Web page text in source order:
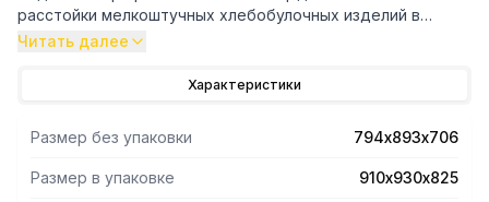
расстойки мелкоштучных хлебобулочных изделий в
пекарнях и заведениях общепита. Обеспечивает
объеме, приобретает ровную поверхность и
Ключевые особенности:
Гибкость установки: Работает как автономно, так и в
Читать далее
Характеристики
Размер без упаковки 794х893х706
Размер в упаковке 910х930х825